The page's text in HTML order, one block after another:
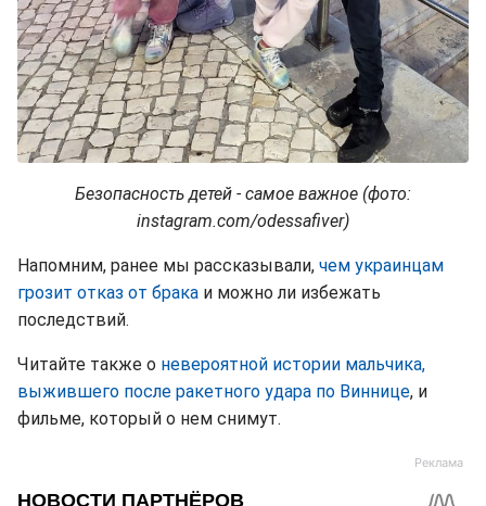
Безопасность детей - самое важное (фото:
instagram.com/odessafiver)
Напомним, ранее мы рассказывали, чем украинцам
грозит отказ от брака и можно ли избежать
последствий.
Читайте также о невероятной истории мальчика,
выжившего после ракетного удара по Виннице, и
фильме, который о нем снимут.